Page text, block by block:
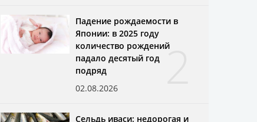
2
Падение рождаемости в
Японии: в 2025 году
количество рождений
падало десятый год
подряд
02.08.2026
Сельдь иваси: недорогая и